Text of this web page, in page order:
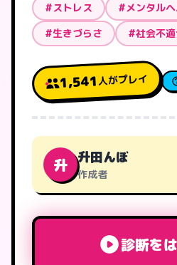
#ストレス #メンタル
#生きづらさ
#社会不
1,541人がプレイ
升 升田んぼ
作成者
診断を